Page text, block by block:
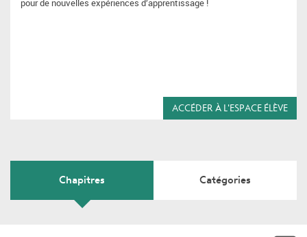
pour de nouvelles expériences d’apprentissage !
ACCÉDER À L'ESPACE ÉLÈVE
Chapitres Catégories